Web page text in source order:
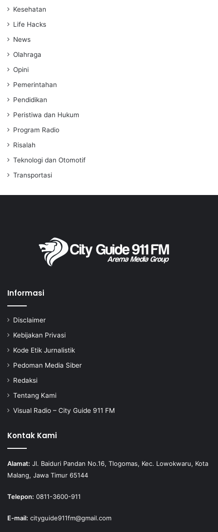
Kesehatan
Life Hacks
News
Olahraga
Opini
Pemerintahan
Pendidikan
Peristiwa dan Hukum
Program Radio
Risalah
Teknologi dan Otomotif
Transportasi
Informasi
Disclaimer
Kebijakan Privasi
Kode Etik Jurnalistik
Pedoman Media Siber
Redaksi
Tentang Kami
Visual Radio – City Guide 911 FM
Kontak Kami
Alamat: Jl. Baiduri Pandan No.16, Tlogomas, Kec. Lowokwaru, Kota
Malang, Jawa Timur 65144
Telepon: 0811-3600-911
E-mail: cityguide911fm@gmail.com